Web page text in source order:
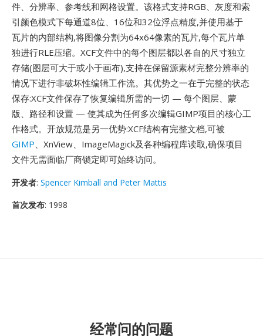
件、分辨率、参考线和网格设置。该格式支持RGB、灰度和索
引颜色模式下每通道8位、16位和32位浮点精度,并使用基于
瓦片的内部结构,将图像分割为64x64像素的瓦片,每个瓦片单
独进行RLE压缩。XCF文件中的每个图层都以各自的尺寸独立
存储(图层可大于或小于画布),支持在保留源素材完整分辨率的
情况下进行非破坏性编辑工作流。其优势之一在于完整的状态
保存:XCF文件保存了恢复编辑所需的一切 — 每个图层、蒙
版、路径和设置 — 使其成为任何多次编辑GIMP项目的核心工
作格式。开放规范是另一优势:XCF结构有完整文档,可被
GIMP、XnView、ImageMagick及各种编程库读取,确保项目
文件无需面临厂商锁定即可始终访问。
开发者: Spencer Kimball and Peter Mattis
首次发布: 1998
经常问的问题